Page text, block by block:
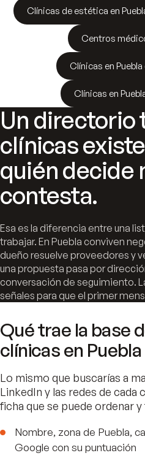
Clínicas de estética en
Centros
Clínicas en
Clínicas en
Un directorio
clínicas
quién decide
contesta.
Esa es la diferencia entre una
trabajar. En Puebla conviven
dueño resuelve proveedores y
una propuesta pasa por
conversación de seguimiento.
señales para que el primer
Qué trae la base
clínicas en Puebla
Lo mismo que buscarías a
LinkedIn y las redes de cada
ficha que se puede ordenar y
Nombre, zona de Puebla,
Google con su puntuación